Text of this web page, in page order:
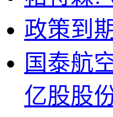
政策到
国泰航
亿股股